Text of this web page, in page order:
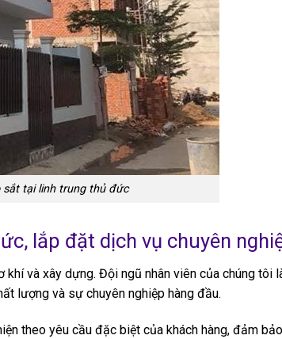
tại linh trung thủ đức
lắp đặt dịch vụ chuyên
và xây dựng. Đội ngũ nhân viên của chúng tôi
lượng và sự chuyên nghiệp hàng đầu.
theo yêu cầu đặc biệt của khách hàng, đảm